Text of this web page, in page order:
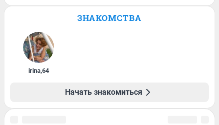
ЗНАКОМСТВА
irina,64
Начать знакомиться